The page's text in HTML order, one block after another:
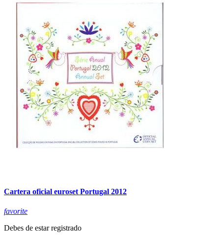
Cartera oficial euroset Portugal 2012
favorite
Debes de estar registrado